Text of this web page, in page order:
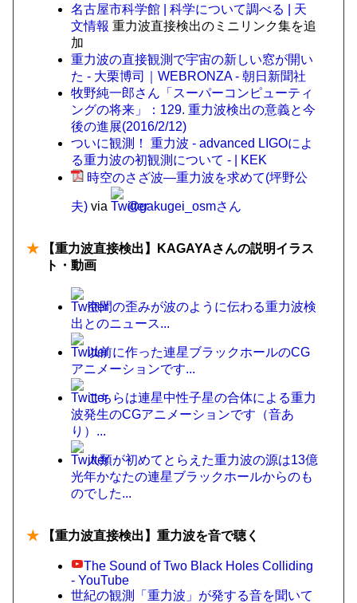
名古屋市科学館 | 科学について調べる | 天
文情報 重力波直接検出のミニリンク集を追
加
重力波の直接観測で宇宙の新しい窓が開い
た - 大栗博司｜WEBRONZA - 朝日新聞社
牧野純一郎さん「スーパーコンピューティ
ングの将来」：129. 重力波検出の意義と今
後の進展(2016/2/12)
ついに観測！ 重力波 - advanced LIGOによ
る重力波の初観測について - | KEK
時空のさざ波―重力波を求めて(坪野公
夫) via @gakugei_osmさん
★ 【重力波直接検出】KAGAYAさんの説明イラス
ト・動画
空間の歪みが波のように伝わる重力波検
出とのニュース...
以前に作った連星ブラックホールのCG
アニメーションです...
こちらは連星中性子星の合体による重力
波発生のCGアニメーションです（音あ
り）...
人類が初めてとらえた重力波の源は13億
光年かなたの連星ブラックホールからのも
のでした...
★ 【重力波直接検出】重力波を音で聴く
The Sound of Two Black Holes Colliding
- YouTube
世紀の観測「重力波」が発する音を聞いて